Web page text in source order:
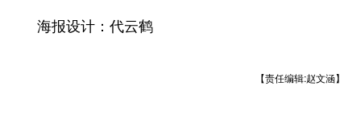
海报设计：代云鹤
【责任编辑:赵文涵】